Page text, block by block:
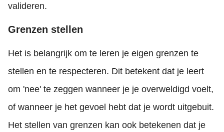
valideren.
Grenzen stellen
Het is belangrijk om te leren je eigen grenzen te
stellen en te respecteren. Dit betekent dat je leert
om 'nee' te zeggen wanneer je je overweldigd voelt,
of wanneer je het gevoel hebt dat je wordt uitgebuit.
Het stellen van grenzen kan ook betekenen dat je